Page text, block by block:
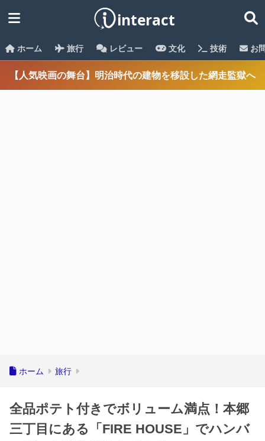
ホーム 旅行 レビュー 文化 技術 お
【人気映画の舞台】明治時代の建物を移設した網走監獄へ
ホーム 旅行
全品ポテト付きでボリューム満点！本郷
三丁目にある「FIRE HOUSE」でハンバ